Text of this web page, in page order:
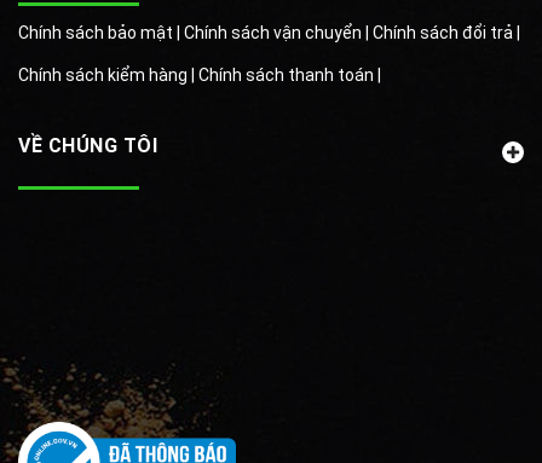
Chính sách bảo mật | Chính sách vận chuyển | Chính sách đổi trả |
Chính sách kiểm hàng | Chính sách thanh toán |
VỀ CHÚNG TÔI